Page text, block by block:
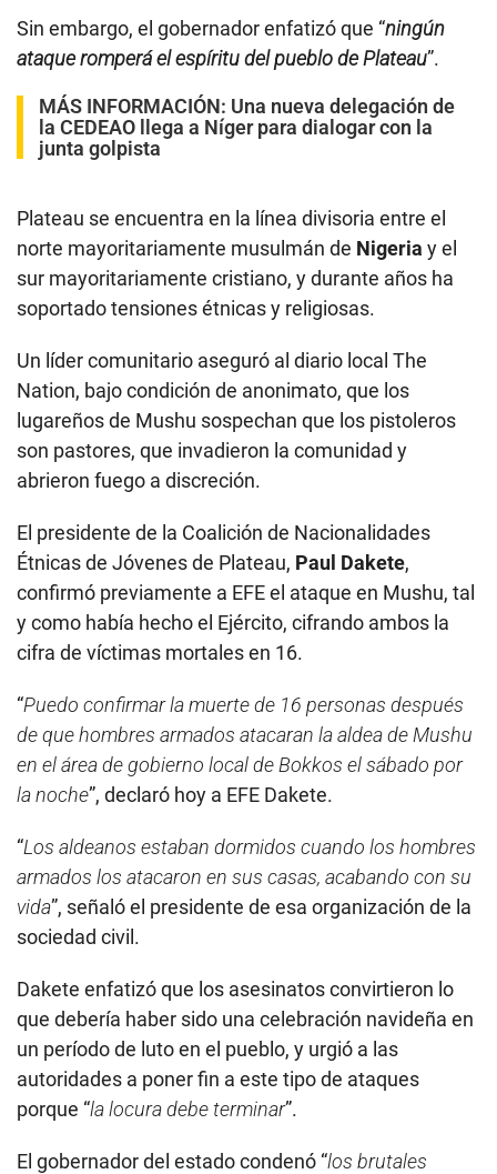
Sin embargo, el gobernador enfatizó que “ningún
ataque romperá el espíritu del pueblo de Plateau”.
MÁS INFORMACIÓN: Una nueva delegación de
la CEDEAO llega a Níger para dialogar con la
junta golpista
Plateau se encuentra en la línea divisoria entre el
norte mayoritariamente musulmán de Nigeria y el
sur mayoritariamente cristiano, y durante años ha
soportado tensiones étnicas y religiosas.
Un líder comunitario aseguró al diario local The
Nation, bajo condición de anonimato, que los
lugareños de Mushu sospechan que los pistoleros
son pastores, que invadieron la comunidad y
abrieron fuego a discreción.
El presidente de la Coalición de Nacionalidades
Étnicas de Jóvenes de Plateau, Paul Dakete,
confirmó previamente a EFE el ataque en Mushu, tal
y como había hecho el Ejército, cifrando ambos la
cifra de víctimas mortales en 16.
“Puedo confirmar la muerte de 16 personas después
de que hombres armados atacaran la aldea de Mushu
en el área de gobierno local de Bokkos el sábado por
la noche”, declaró hoy a EFE Dakete.
“Los aldeanos estaban dormidos cuando los hombres
armados los atacaron en sus casas, acabando con su
vida”, señaló el presidente de esa organización de la
sociedad civil.
Dakete enfatizó que los asesinatos convirtieron lo
que debería haber sido una celebración navideña en
un período de luto en el pueblo, y urgió a las
autoridades a poner fin a este tipo de ataques
porque “la locura debe terminar”.
El gobernador del estado condenó “los brutales